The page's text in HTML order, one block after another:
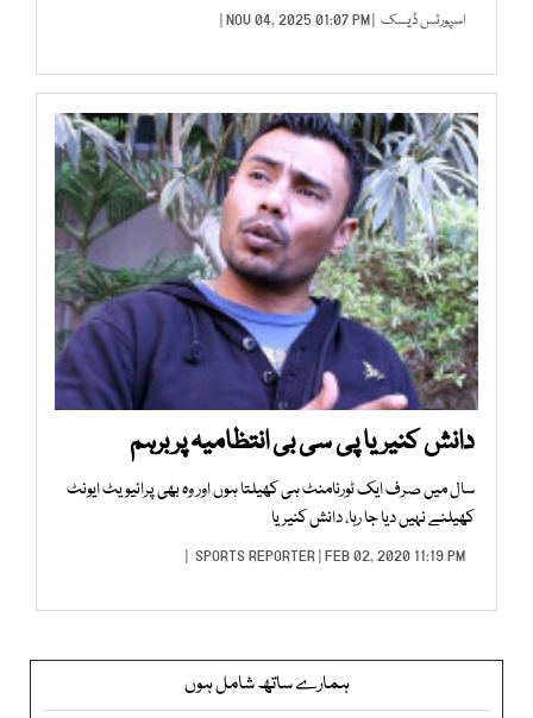
اسپورٹس ڈیسک | NOV 04, 2025 01:07 PM |
دانش کنیریا پی سی بی انتظامیہ پر برہم
سال میں صرف ایک ٹورنامنٹ ہی کھیلتا ہوں اور وہ بھی پرائیویٹ ایونٹ
کھیلنے نہیں دیا جا رہا، دانش کنیریا
SPORTS REPORTER| FEB 02, 2020 11:19 PM |
ہمارے ساتھ شامل ہوں